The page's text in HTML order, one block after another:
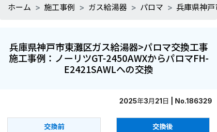
ホーム 施工事例 ガス給湯器 パロマ 兵庫県神
兵庫県神戸市東灘区ガス給湯器>パロマ交換工事
施工事例：ノーリツGT-2450AWXからパロマFH-
E2421SAWLへの交換
2025年3月21日 | No.186329
交換前 交換後